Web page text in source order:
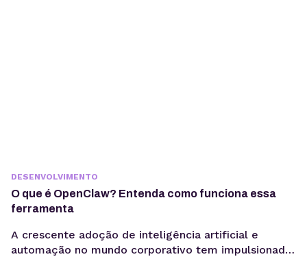
DESENVOLVIMENTO
O que é OpenClaw? Entenda como funciona essa
ferramenta
A crescente adoção de inteligência artificial e
automação no mundo corporativo tem impulsionado